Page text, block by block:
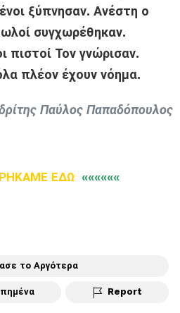
ξύπνησαν. Ανέστη ο
συγχωρέθηκαν.
πιστοί Τον γνώρισαν.
πλέον έχουν νόημα.
Παύλος Παπαδόπουλος
ΕΔΩ ««««««
το Αργότερα
Report